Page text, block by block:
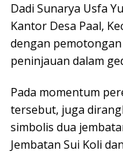
Dadi Sunarya Usfa
Kantor Desa Paal,
dengan
peninjauan dalam
Pada momentum
tersebut, juga
simbolis dua
Jembatan Sui Koli